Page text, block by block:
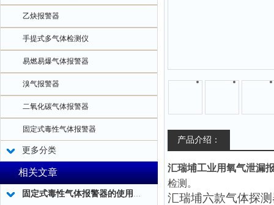
乙炔报警器
手提式多气体检测仪
易燃易爆气体报警器
溴气报警器
二氧化碳气体报警器
固定式毒性气体报警器
更多分类
相关文章
固定式毒性气体报警器的使用事项有哪些
产品介绍：
汇瑞埔工业用氧气泄漏
检测 。
汇瑞埔六款气体探